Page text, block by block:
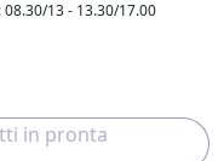
08.30/13 - 13.30/17.00
in pronta